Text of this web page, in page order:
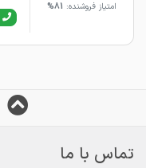
امتیاز فروشنده: 81%
تماس با ما